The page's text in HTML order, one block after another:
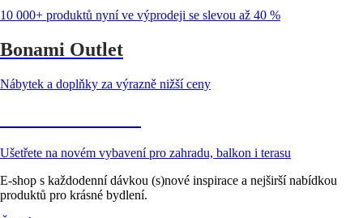
10 000+ produktů nyní ve výprodeji se slevou až 40 %
Bonami Outlet
Nábytek a doplňky za výrazně nižší ceny
Ušetřete na novém vybavení pro zahradu, balkon i terasu
E-shop s každodenní dávkou (s)nové inspirace a nejširší nabídkou
produktů pro krásné bydlení.